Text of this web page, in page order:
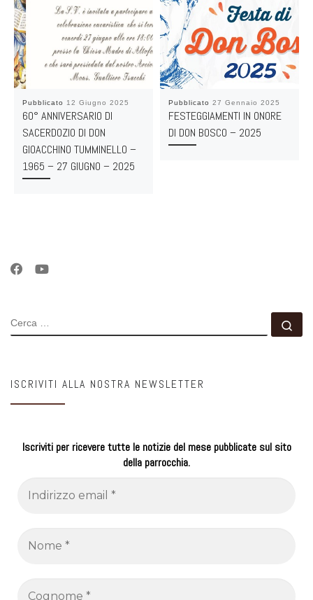
Pubblicato 12 Giugno 2025
60° ANNIVERSARIO DI
SACERDOZIO DI DON
GIOACCHINO TUMMINELLO –
1965 – 27 GIUGNO – 2025
Pubblicato 27 Gennaio 2025
FESTEGGIAMENTI IN ONORE
DI DON BOSCO – 2025
CERCA
ISCRIVITI ALLA NOSTRA NEWSLETTER
Iscriviti per ricevere tutte le notizie del mese pubblicate sul sito
della parrocchia.